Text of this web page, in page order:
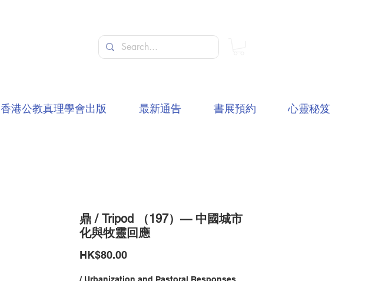
鼎 / Tripod （197）— 中國城市
化與牧靈回應
HK$80.00價
香港公教真理學會出版 最新通告 書展預約 心靈秘笈